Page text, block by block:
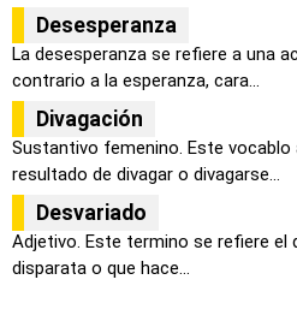
Desesperanza
La desesperanza se refiere a una
contrario a la esperanza, cara...
Divagación
Sustantivo femenino. Este
resultado de divagar o divagarse...
Desvariado
Adjetivo. Este termino se refiere el
disparata o que hace...